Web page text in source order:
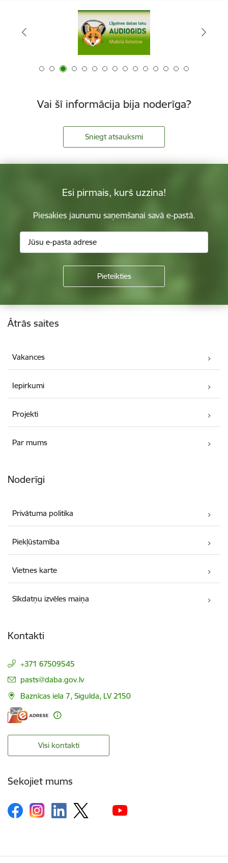
Vai šī informācija bija noderīga?
Sniegt atsauksmi
Esi pirmais, kurš uzzina!
Piesakies jaunumu saņemšanai savā e-pastā.
Kājene
Ātrās saites
Vakances
Iepirkumi
Projekti
Par mums
Noderīgi
Privātuma politika
Piekļūstamība
Vietnes karte
Sīkdatņu izvēles maiņa
Kontakti
+371 67509545
E-pasts:
pasts@daba.gov.lv
Baznīcas iela 7, Sigulda, LV 2150
Visi kontakti
Sekojiet mums